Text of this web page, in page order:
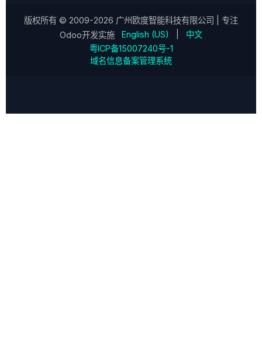
版权所有 © 2009-2026 广州欧度智能科技有限公司
| 专注
Odoo开发实施
English (US)
中文
粤ICP备15007240号-1
域名信息备案管理系统